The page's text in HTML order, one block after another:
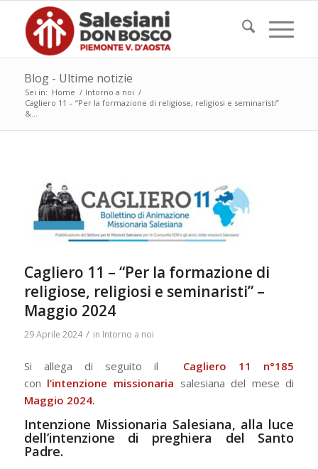
Blog - Ultime notizie
Sei in: Home / Intorno a noi /
Cagliero 11 – “Per la formazione di religiose, religiosi e seminaristi”
&...
Cagliero 11 – “Per la formazione di
religiose, religiosi e seminaristi” –
Maggio 2024
29 Aprile 2024 / in Intorno a noi
Si allega di seguito il Cagliero 11 n°185
con l’intenzione missionaria salesiana del mese di
Maggio 2024.
Intenzione Missionaria Salesiana, alla luce
dell’intenzione di preghiera del Santo
Padre.